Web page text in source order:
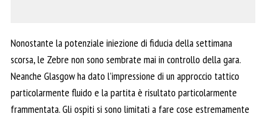
Nonostante la potenziale iniezione di fiducia della settimana
scorsa, le Zebre non sono sembrate mai in controllo della gara.
Neanche Glasgow ha dato l’impressione di un approccio tattico
particolarmente fluido e la partita è risultato particolarmente
frammentata. Gli ospiti si sono limitati a fare cose estremamente